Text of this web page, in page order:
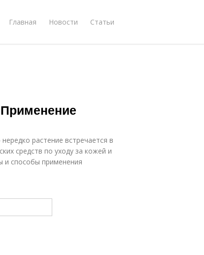
Главная Новости Статьи
растение встречается в
средств по уходу за кожей и
и способы применения